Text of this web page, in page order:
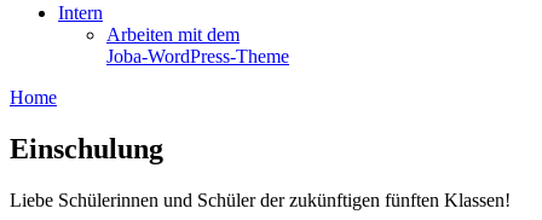
Intern
Arbeiten mit dem
Joba-WordPress-Theme
Home
Einschulung
Liebe Schülerinnen und Schüler der zukünftigen fünften Klassen!